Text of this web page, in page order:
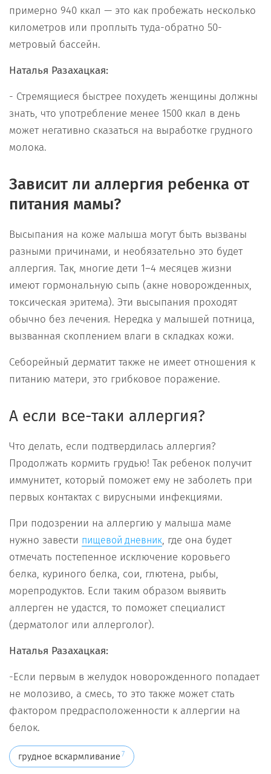
примерно 940 ккал — это как пробежать несколько
километров или проплыть туда-обратно 50-
метровый бассейн.
Наталья Разахацкая:
- Стремящиеся быстрее похудеть женщины должны
знать, что употребление менее 1500 ккал в день
может негативно сказаться на выработке грудного
молока.
Зависит ли аллергия ребенка от
питания мамы?
Высыпания на коже малыша могут быть вызваны
разными причинами, и необязательно это будет
аллергия. Так, многие дети 1–4 месяцев жизни
имеют гормональную сыпь (акне новорожденных,
токсическая эритема). Эти высыпания проходят
обычно без лечения. Нередка у малышей потница,
вызванная скоплением влаги в складках кожи.
Себорейный дерматит также не имеет отношения к
питанию матери, это грибковое поражение.
А если все-таки аллергия?
Что делать, если подтвердилась аллергия?
Продолжать кормить грудью! Так ребенок получит
иммунитет, который поможет ему не заболеть при
первых контактах с вирусными инфекциями.
При подозрении на аллергию у малыша маме
нужно завести пищевой дневник, где она будет
отмечать постепенное исключение коровьего
белка, куриного белка, сои, глютена, рыбы,
морепродуктов. Если таким образом выявить
аллерген не удастся, то поможет специалист
(дерматолог или аллерголог).
Наталья Разахацкая:
-Если первым в желудок новорожденного попадает
не молозиво, а смесь, то это также может стать
фактором предрасположенности к аллергии на
белок.
грудное вскармливание7